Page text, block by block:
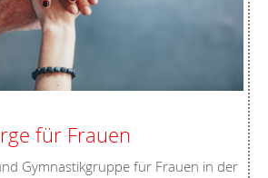
für Frauen
Gymnastikgruppe für Frauen in der